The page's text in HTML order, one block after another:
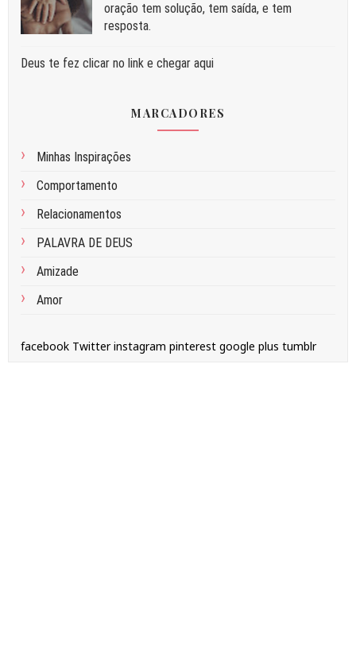
oração tem solução, tem saída, e tem
resposta.
Deus te fez clicar no link e chegar aqui
MARCADORES
Minhas Inspirações
Comportamento
Relacionamentos
PALAVRA DE DEUS
Amizade
Amor
facebook Twitter instagram pinterest google plus tumblr